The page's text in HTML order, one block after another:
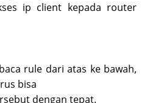
ip client kepada router
rule dari atas ke bawah,
bisa
dengan tepat.